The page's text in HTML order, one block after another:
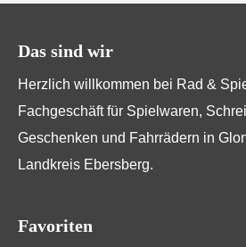
Das sind wir
Herzlich willkommen bei Rad &
Fachgeschäft für Spielwaren,
Geschenken und Fahrrädern in
Landkreis Ebersberg.
Favoriten